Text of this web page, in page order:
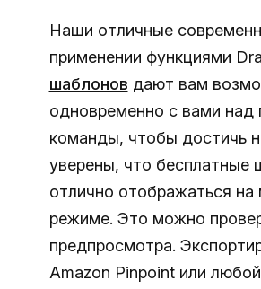
Наши отличные
применении функциями
шаблонов дают вам
одновременно с вами над
команды, чтобы достичь
уверены, что бесплатные
отлично отображаться
режиме. Это можно
предпросмотра.
Amazon Pinpoint или